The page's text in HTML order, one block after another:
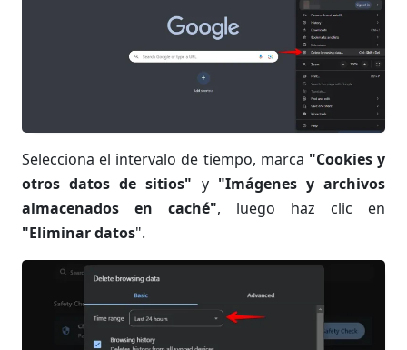
Selecciona el intervalo de tiempo, marca "Cookies y
otros datos de sitios" y "Imágenes y archivos
almacenados en caché", luego haz clic en
"Eliminar datos".